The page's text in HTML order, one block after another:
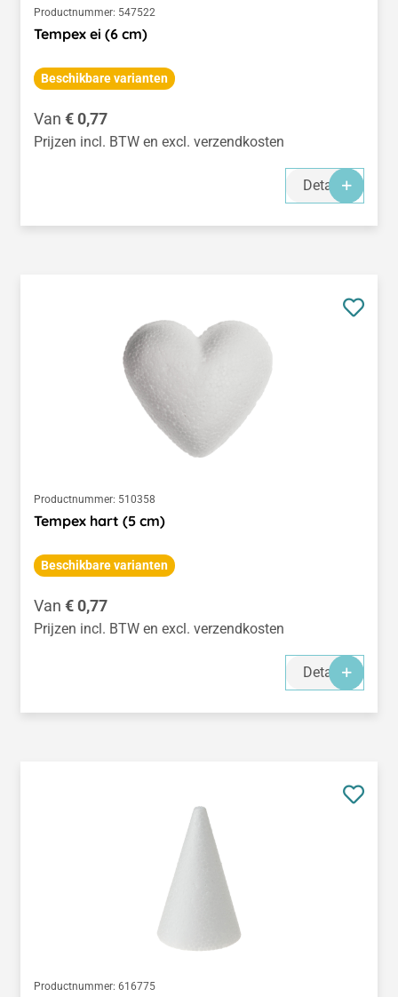
Productnummer: 547522
Tempex ei (6 cm)
Beschikbare varianten
Normale prijs:
Van € 0,77
Prijzen incl. BTW en excl. verzendkosten
Details
Productnummer: 510358
Tempex hart (5 cm)
Beschikbare varianten
Normale prijs:
Van € 0,77
Prijzen incl. BTW en excl. verzendkosten
Details
Productnummer: 616775